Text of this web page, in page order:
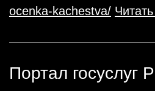
ocenka-kachestva/
Портал госуслуг